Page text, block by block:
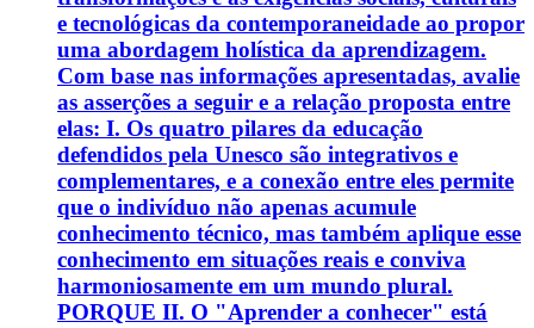
e tecnológicas da contemporaneidade ao propor
uma abordagem holística da aprendizagem.
Com base nas informações apresentadas, avalie
as asserções a seguir e a relação proposta entre
elas: I. Os quatro pilares da educação
defendidos pela Unesco são integrativos e
complementares, e a conexão entre eles permite
que o indivíduo não apenas acumule
conhecimento técnico, mas também aplique esse
conhecimento em situações reais e conviva
harmoniosamente em um mundo plural.
PORQUE II. O "Aprender a conhecer" está